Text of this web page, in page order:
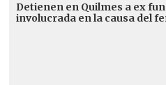
Detienen en Quilmes a ex
involucrada en la causa del